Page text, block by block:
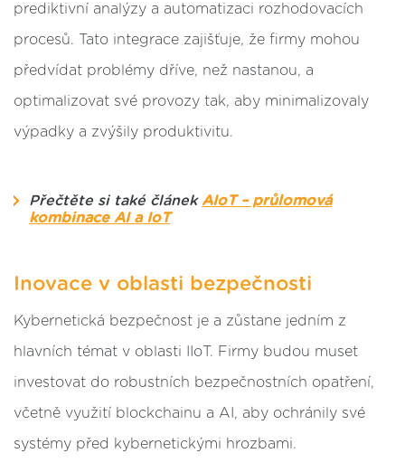
prediktivní analýzy a automatizaci rozhodovacích
procesů. Tato integrace zajišťuje, že firmy mohou
předvídat problémy dříve, než nastanou, a
optimalizovat své provozy tak, aby minimalizovaly
výpadky a zvýšily produktivitu.
Přečtěte si také článek AIoT – průlomová
kombinace AI a IoT
Inovace v oblasti bezpečnosti
Kybernetická bezpečnost je a zůstane jedním z
hlavních témat v oblasti IIoT. Firmy budou muset
investovat do robustních bezpečnostních opatření,
včetně využití blockchainu a AI, aby ochránily své
systémy před kybernetickými hrozbami.